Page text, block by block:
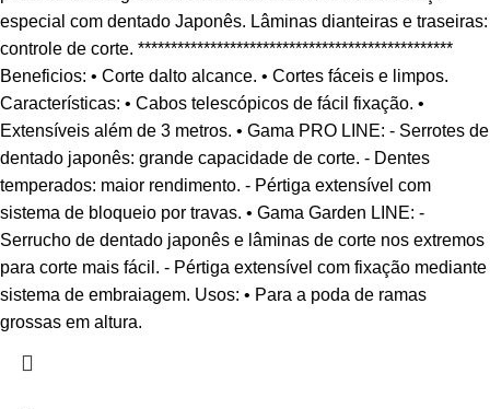
especial com dentado Japonês. Lâminas dianteiras e traseiras:
controle de corte. ************************************************
Beneficios: • Corte dalto alcance. • Cortes fáceis e limpos.
Características: • Cabos telescópicos de fácil fixação. •
Extensíveis além de 3 metros. • Gama PRO LINE: - Serrotes de
dentado japonês: grande capacidade de corte. - Dentes
temperados: maior rendimento. - Pértiga extensível com
sistema de bloqueio por travas. • Gama Garden LINE: -
Serrucho de dentado japonês e lâminas de corte nos extremos
para corte mais fácil. - Pértiga extensível com fixação mediante
sistema de embraiagem. Usos: • Para a poda de ramas
grossas em altura.